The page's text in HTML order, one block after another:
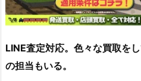
LINE査定対応。色々な買取を
の担当もいる。